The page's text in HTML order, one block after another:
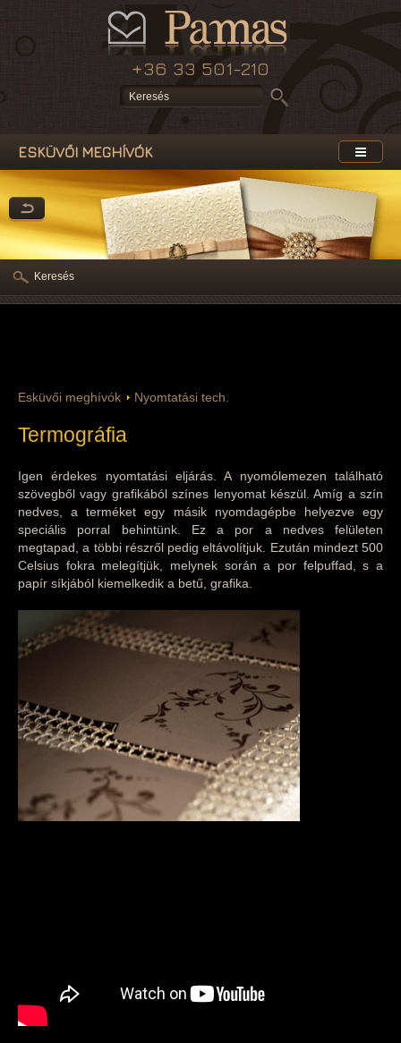
+36 33 501-210
ESKÜVŐI MEGHÍVÓK
Esküvői meghívók Nyomtatási tech.
Termográfia
Igen érdekes nyomtatási eljárás. A nyomólemezen található
szövegből vagy grafikából színes lenyomat készül. Amíg a szín
nedves, a terméket egy másik nyomdagépbe helyezve egy
speciális porral behintünk. Ez a por a nedves felületen
megtapad, a többi részről pedig eltávolítjuk. Ezután mindezt 500
Celsius fokra melegítjük, melynek során a por felpuffad, s a
papír síkjából kiemelkedik a betű, grafika.
Keresés